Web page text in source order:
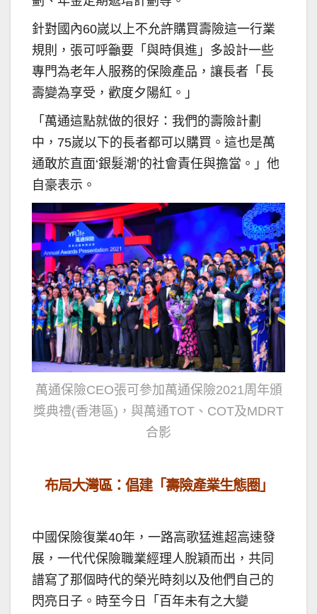
針對國內60嵗以上不允許購買壽險這一行業
規則，張可呼籲要「與時俱進」多設計一些
專門為老年人服務的保險產品，讓長者「長
壽變為享受，歡度夕陽紅。」
「萬通這點就做的很好：我們的壽險計劃
中，75嵗以下的長者都可以購買。這也是萬
通敢於直面‘銀髮潮’的社會責任與擔當。」他
自豪表示。
萬通保險CEO張可參加萬通保險2021周年頒
獎典禮(香港區)，與萬通TOT、COT及MDRT
合影
布局大灣區： 倡建「壽險產業生態圈」
中國保險復業40年，一路高歌猛進超高速發
展，一代代保險職業經理人脫穎而出，共同
譜寫了那個時代的榮光時刻以及他們自己的
閃亮日子。時至今日「百年未有之大變